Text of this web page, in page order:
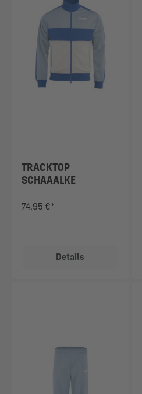
TRACKTOP
SCHAAALKE
74,95 €*
Details